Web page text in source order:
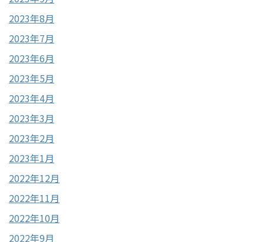
2023年8月
2023年7月
2023年6月
2023年5月
2023年4月
2023年3月
2023年2月
2023年1月
2022年12月
2022年11月
2022年10月
2022年9月